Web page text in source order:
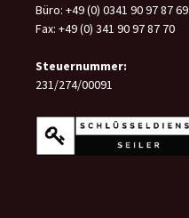
Büro: +49 (0) 0341 90 97 87 69
Fax: +49 (0) 341 90 97 87 70
Steuernummer:
231/274/00091